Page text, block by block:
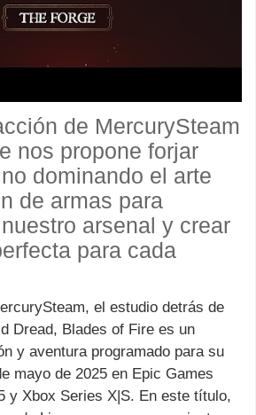
de MercurySteam
nos propone forjar
dominando el arte
de armas para
arsenal y crear
para cada
el estudio detrás de
Dread, Blades of Fire es un
y aventura programado para su
mayo de 2025 en Epic Games
y Xbox Series X|S. En este título,